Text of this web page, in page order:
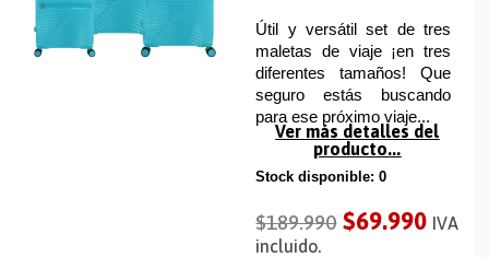
Útil y versátil set de tres
maletas de viaje ¡en tres
diferentes tamaños! Que
seguro estás buscando
para ese próximo viaje...
Ver más detalles del
producto...
Stock disponible: 0
$189.990 $69.990 IVA
incluido.